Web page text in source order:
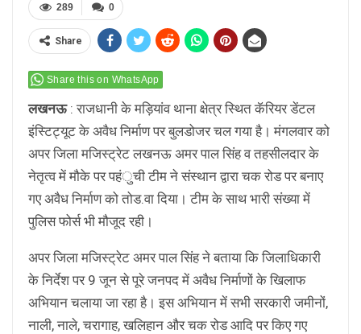
0
289
Share
Share this on WhatsApp
लखनऊ: राजधानी के मड़ियांव थाना क्षेत्र स्थित कॅरियर डेंटल
इंस्टिट्यूट के अवैध निर्माण पर बुलडोजर चल गया है। मंगलवार को
अपर जिला मजिस्ट्रेट लखनऊ अमर पाल सिंह व तहसीलदार के
नेतृत्व में मौके पर पहंुची टीम ने संस्थान द्वारा चक रोड पर बनाए
गए अवैध निर्माण को तोड.वा दिया। टीम के साथ भारी संख्या में
पुलिस फोर्स भी मौजूद रही।
अपर जिला मजिस्ट्रेट अमर पाल सिंह ने बताया कि जिलाधिकारी
के निर्देश पर 9 जून से पूरे जनपद में अवैध निर्माणों के खिलाफ
अभियान चलाया जा रहा है। इस अभियान में सभी सरकारी जमीनों,
नाली, नाले, चरागाह, खलिहान और चक रोड आदि पर किए गए